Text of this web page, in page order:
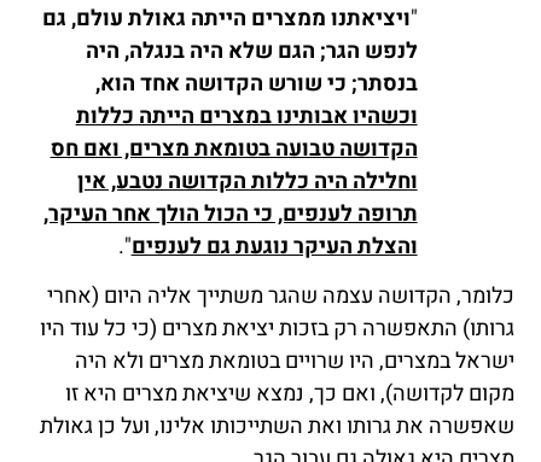
"ויציאתנו ממצרים הייתה גאולת עולם, גם
לנפש הגר; הגם שלא היה בנגלה, היה
בנסתר; כי שורש הקדושה אחד הוא,
וכשהיו אבותינו במצרים הייתה כללות
הקדושה טבועה בטומאת מצרים, ואם חס
וחלילה היה כללות הקדושה נטבע, אין
תרופה לענפים, כי הכול הולך אחר העיקר,
והצלת העיקר נוגעת גם לענפים".
כלומר, הקדושה עצמה שהגר משתייך אליה היום (אחרי
גרותו) התאפשרה רק בזכות יציאת מצרים (כי כל עוד היו
ישראל במצרים, היו שרויים בטומאת מצרים ולא היה
מקום לקדושה), ואם כך, נמצא שיציאת מצרים היא זו
שאפשרה את גרותו ואת השתייכותו אלינו, ועל כן גאולת